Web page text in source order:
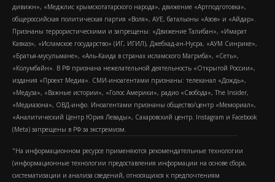
дивижн», «Меджлис крымскотатарского народа», движение «Артподготовка»,
общероссийская политическая партия «Воля», АУЕ, батальоны «Азов» и «Айдар».
Признаны террористическими и запрещены: «Движение Талибан», «Имарат
Кавказ», «Исламское государство» (ИГ, ИГИЛ), Джебхад-ан-Нусра, «АУМ Синрике»,
«Братья-мусульмане», «Аль-Каида в странах исламского Магриба», «Сеть»,
«Колумбайн». В РФ признана нежелательной деятельность «Открытой России»,
издания «Проект Медиа». СМИ-иноагентами признаны: телеканал «Дождь»,
«Медуза», «Важные истории», «Голос Америки», радио «Свобода», The Insider,
«Медиазона», ОВД-инфо. Иноагентами признаны общество/центр «Мемориал»,
«Аналитический Центр Юрия Левады», Сахаровский центр. Instagram и Facebook
(Metа) запрещены в РФ за экстремизм.
"На информационном ресурсе применяются рекомендательные технологии
(информационные технологии предоставления информации на основе сбора,
систематизации и анализа сведений, относящихся к предпочтениям